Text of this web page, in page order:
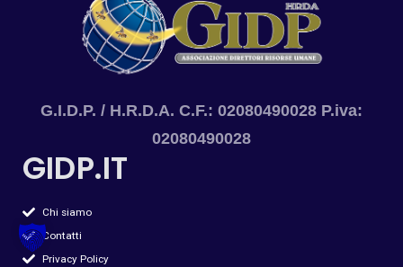
G.I.D.P. / H.R.D.A. C.F.: 02080490028 P.iva:
02080490028
GIDP.IT
Chi siamo
Contatti
Privacy Policy